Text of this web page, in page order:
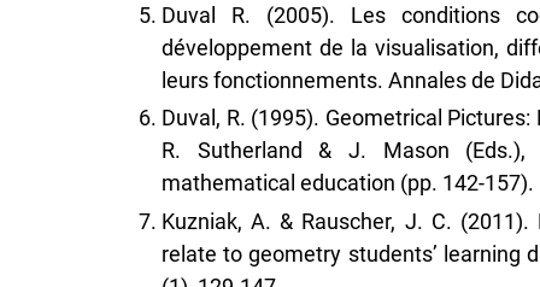
Duval R. (2005). Les conditions
développement de la visualisation,
leurs fonctionnements. Annales de
Duval, R. (1995). Geometrical
R. Sutherland & J. Mason
mathematical education (pp. 142-157).
Kuzniak, A. & Rauscher, J. C.
relate to geometry students’ learning